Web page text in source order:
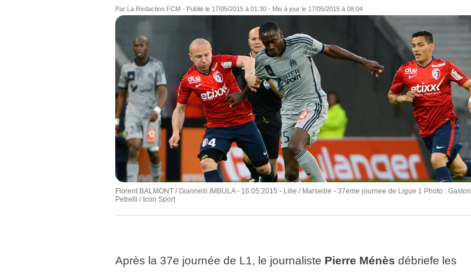
Par La Redaction FCM - Publié le 17/05/2015 à 01:30 - Mis à jour le 17/05/2015 à 08:04
Florent BALMONT / Giannelli IMBULA - 16.05.2015 - Lille / Marseille - 37eme journee de Ligue 1 Photo : Gaston
Petrelli / Icon Sport
Après la 37e journée de L1, le journaliste Pierre Ménès débriefe les